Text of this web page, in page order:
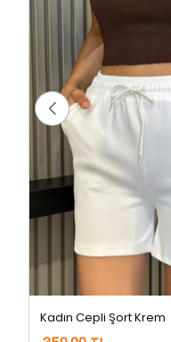
Kadın Cepli Şort Krem
359,99 TL